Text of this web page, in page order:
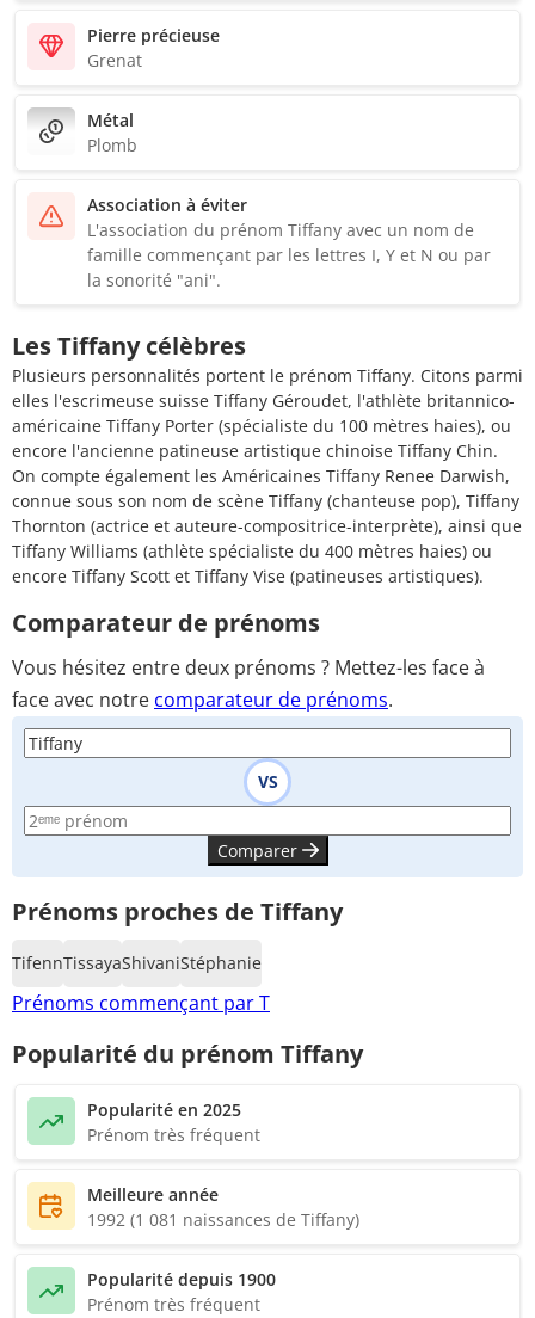
Pierre précieuse
Grenat
Métal
Plomb
Association à éviter
L'association du prénom Tiffany avec un nom de
famille commençant par les lettres I, Y et N ou par
la sonorité "ani".
Les Tiffany célèbres
Plusieurs personnalités portent le prénom Tiffany. Citons parmi
elles l'escrimeuse suisse Tiffany Géroudet, l'athlète britannico-
américaine Tiffany Porter (spécialiste du 100 mètres haies), ou
encore l'ancienne patineuse artistique chinoise Tiffany Chin.
On compte également les Américaines Tiffany Renee Darwish,
connue sous son nom de scène Tiffany (chanteuse pop), Tiffany
Thornton (actrice et auteure-compositrice-interprète), ainsi que
Tiffany Williams (athlète spécialiste du 400 mètres haies) ou
encore Tiffany Scott et Tiffany Vise (patineuses artistiques).
Comparateur de prénoms
Vous hésitez entre deux prénoms ? Mettez-les face à
face avec notre comparateur de prénoms.
VS
Comparer
Prénoms proches de Tiffany
TifennTissayaShivaniStéphanie
Prénoms commençant par T
Popularité du prénom Tiffany
Popularité en 2025
Prénom très fréquent
Meilleure année
1992 (1 081 naissances de Tiffany)
Popularité depuis 1900
Prénom très fréquent